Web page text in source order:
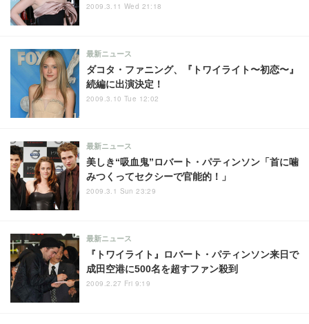
2009.3.11 Wed 21:18
ダコタ・ファニング、『トワイライト〜初恋〜』
続編に出演決定！
最新ニュース
2009.3.10 Tue 12:02
美しき“吸血鬼”ロバート・パティンソン「首に噛
みつくってセクシーで官能的！」
最新ニュース
2009.3.1 Sun 23:29
『トワイライト』ロバート・パティンソン来日で
成田空港に500名を超すファン殺到
最新ニュース
2009.2.27 Fri 9:19